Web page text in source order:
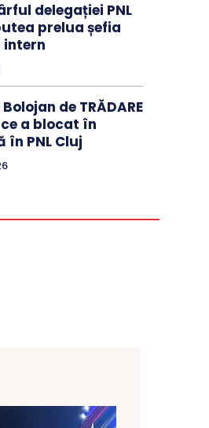
delegației PNL
prelua șefia
de TRĂDARE
ce a blocat în
PNL Cluj